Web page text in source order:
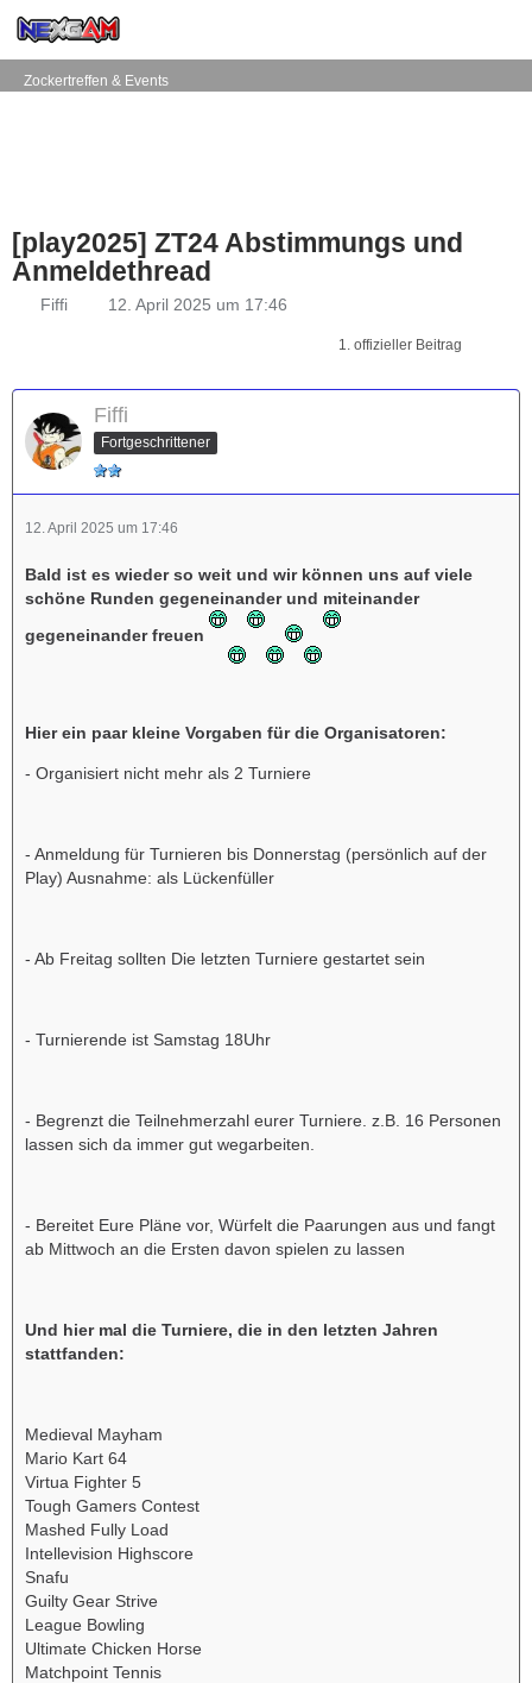
Zockertreffen & Events
[play2025] ZT24 Abstimmungs und
Anmeldethread
Fiffi 12. April 2025 um 17:46
1. offizieller Beitrag
Fiffi
Fortgeschrittener
12. April 2025 um 17:46
Bald ist es wieder so weit und wir können uns auf viele
schöne Runden gegeneinander und miteinander
gegeneinander freuen
Hier ein paar kleine Vorgaben für die Organisatoren:
- Organisiert nicht mehr als 2 Turniere
- Anmeldung für Turnieren bis Donnerstag (persönlich auf der
Play) Ausnahme: als Lückenfüller
- Ab Freitag sollten Die letzten Turniere gestartet sein
- Turnierende ist Samstag 18Uhr
- Begrenzt die Teilnehmerzahl eurer Turniere. z.B. 16 Personen
lassen sich da immer gut wegarbeiten.
- Bereitet Eure Pläne vor, Würfelt die Paarungen aus und fangt
ab Mittwoch an die Ersten davon spielen zu lassen
Und hier mal die Turniere, die in den letzten Jahren
stattfanden:
Medieval Mayham
Mario Kart 64
Virtua Fighter 5
Tough Gamers Contest
Mashed Fully Load
Intellevision Highscore
Snafu
Guilty Gear Strive
League Bowling
Ultimate Chicken Horse
Matchpoint Tennis